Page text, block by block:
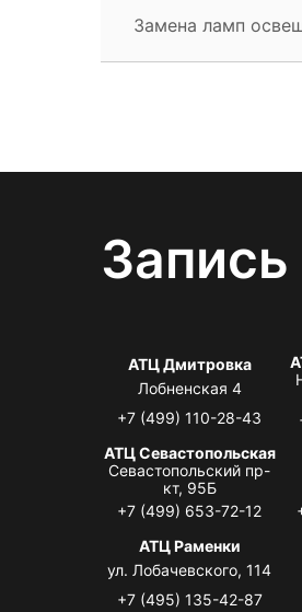
Замена ламп
АТЦ Дмитровка
Лобненская 4
+7 (499) 110-28-43
АТЦ Севастопольская
Севастопольский пр-
кт, 95Б
+7 (499) 653-72-12
АТЦ Раменки
ул. Лобачевского, 114
+7 (495) 135-42-87